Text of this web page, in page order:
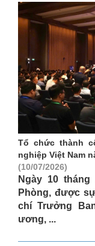
Tổ chức thành
nghiệp Việt Nam
(10/07/2026)
Ngày 10
Phòng, được
chí Trưởng
ương, ...